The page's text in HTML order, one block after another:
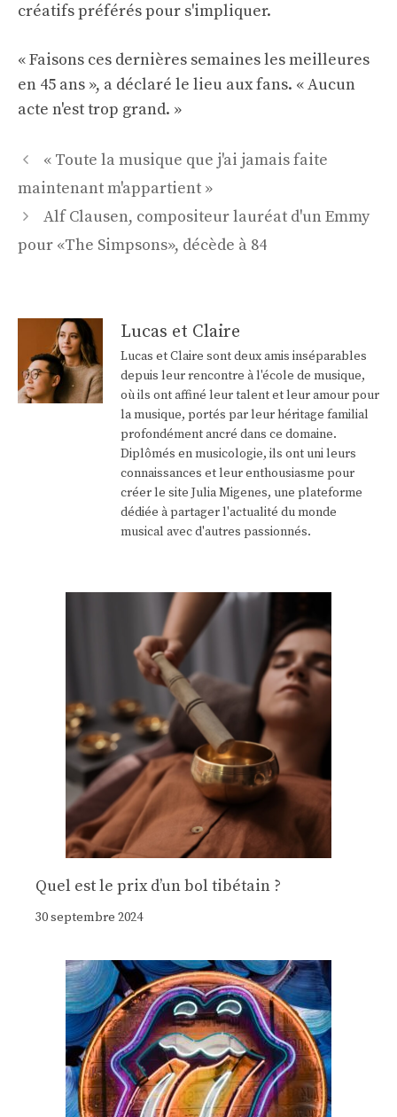
créatifs préférés pour s'impliquer.
« Faisons ces dernières semaines les meilleures
en 45 ans », a déclaré le lieu aux fans. « Aucun
acte n'est trop grand. »
Navigation
des
articles
« Toute la musique que j'ai jamais faite
maintenant m'appartient »
Alf Clausen, compositeur lauréat d'un Emmy
pour «The Simpsons», décède à 84
Lucas et Claire
Lucas et Claire sont deux amis inséparables
depuis leur rencontre à l'école de musique,
où ils ont affiné leur talent et leur amour pour
la musique, portés par leur héritage familial
profondément ancré dans ce domaine.
Diplômés en musicologie, ils ont uni leurs
connaissances et leur enthousiasme pour
créer le site Julia Migenes, une plateforme
dédiée à partager l'actualité du monde
musical avec d'autres passionnés.
Quel est le prix d’un bol tibétain ?
30 septembre 2024